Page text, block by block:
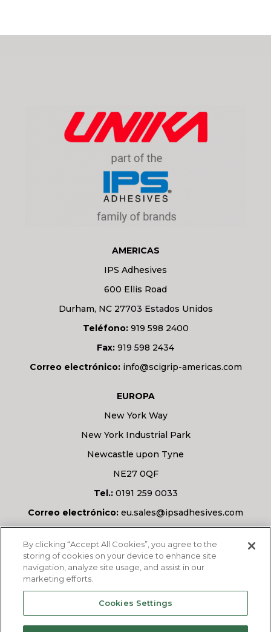
AMERICAS
IPS Adhesives
600 Ellis Road
Durham, NC 27703 Estados Unidos
Teléfono:919 598 2400
Fax: 919 598 2434
Correo electrónico: info@scigrip-americas.com
EUROPA
New York Way
New York Industrial Park
Newcastle upon Tyne
NE27 0QF
Tel.:0191 259 0033
Correo electrónico: eu.sales@ipsadhesives.com
¿Tiene alguna pregunta?
By clicking “Accept All Cookies”, you agree to the
storing of cookies on your device to enhance site
navigation, analyze site usage, and assist in our
marketing efforts.
Cookies Settings